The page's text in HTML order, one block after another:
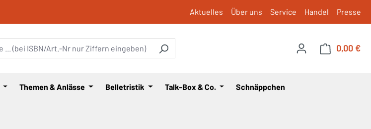
Aktuelles Über uns Service Handel Presse
0,00 €
Themen & Anlässe Belletristik Talk-Box & Co. Schnäppchen